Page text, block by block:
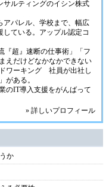
サルティングのイシン株式
アパレル、学校まで、幅広
している。アップル認定コ
『超』速断の仕事術」「フ
えだけどなかなかできない
ワーキング 社員が出社し
がある。
のIT導入支援をがんばって
» 詳しいプロフィール
か